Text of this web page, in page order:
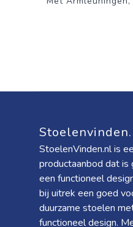
StoelenVinden.nl is
productaanbod dat
een functioneel
bij uitrek een goed
duurzame stoelen
functioneel design.